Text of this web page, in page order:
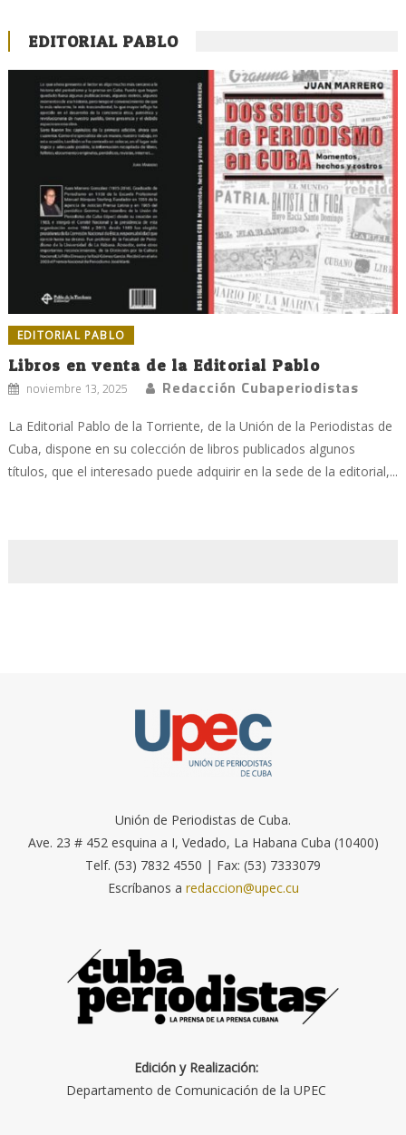
EDITORIAL PABLO
EDITORIAL PABLO
Libros en venta de la Editorial Pablo
noviembre 13, 2025 Redacción Cubaperiodistas
La Editorial Pablo de la Torriente, de la Unión de la Periodistas de
Cuba, dispone en su colección de libros publicados algunos
títulos, que el interesado puede adquirir en la sede de la editorial,...
Unión de Periodistas de Cuba.
Ave. 23 # 452 esquina a I, Vedado, La Habana Cuba (10400)
Telf. (53) 7832 4550 | Fax: (53) 7333079
Escríbanos a redaccion@upec.cu
Edición y Realización:
Departamento de Comunicación de la UPEC